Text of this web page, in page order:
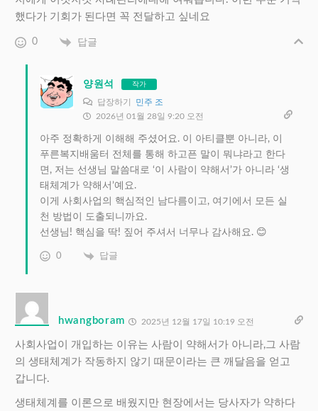
했다가 기회가 된다면 꼭 전달하고 싶네요
0 답글
양원석 작가
답장하기 민주 조
2026년 01월 28일 9:20 오전
아주 정확하게 이해해 주셨어요. 이 아티클뿐 아니라, 이
푸른복지배움터 전체를 통해 하고픈 말이 뭐냐라고 한다
면, 저는 선생님 말씀대로 ‘이 사람이 약해서’가 아니라 ‘생
태체계가 약해서’예요.
이게 사회사업의 핵심적인 남다름이고, 여기에서 모든 실
천 방법이 도출되니까요.
선생님! 핵심을 딱! 짚어 주셔서 너무나 감사해요. 😊
0 답글
hwangboram 2025년 12월 17일 10:19 오전
사회사업이 개입하는 이유는 사람이 약해서가 아니라,그 사람
의 생태체계가 작동하지 않기 때문이라는 큰 깨달음을 얻고
갑니다.
생태체계를 이론으로 배웠지만 현장에서는 당사자가 약하다